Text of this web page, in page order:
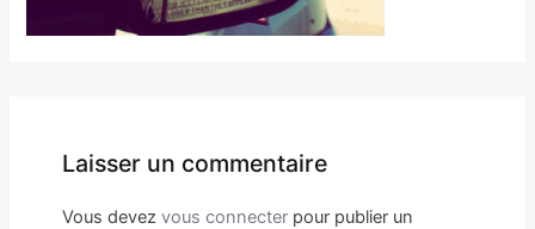
Laisser un commentaire
Vous devez vous connecterpour publier un